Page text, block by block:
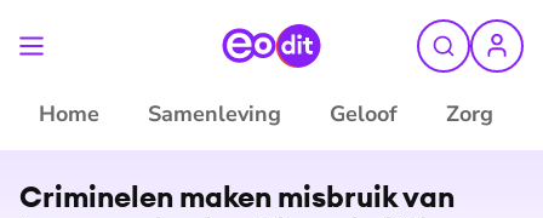
Home Samenleving Geloof Zorg
©Pexels
Criminelen maken misbruik van